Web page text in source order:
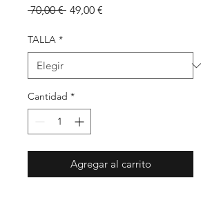
70,00 € Precio
49,00 €
TALLA *
Cantidad *
Agregar al carrito